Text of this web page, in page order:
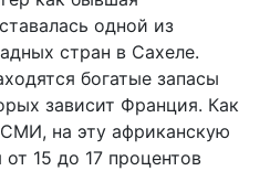
одной из
стран в Сахеле.
богатые запасы
зависит Франция. Как
на эту африканскую
15 до 17 процентов